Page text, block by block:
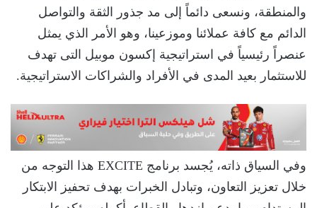
والمنطقة، ونسعى دائماً إلى مد جذور الثقة والتواصل
الدائم مع كافة عملائنا وموزعينا، وهو الأمر الذي يمثل
عنصراً رئيسياً في استراتيجية إكسون موبيل التى تهدف
للاستثمار بعيد المدى في الأفراد والشراكات الاستراتيجية.
وفي السياق ذاته، يُجسد برنامج EXCITE هذا التوجه من
خلال تعزيز التعاون، وتبادل الخبرات بهدف تحفيز الابتكار